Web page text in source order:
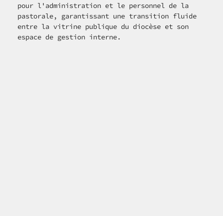
pour l'administration et le personnel de la
pastorale, garantissant une transition fluide
entre la vitrine publique du diocèse et son
espace de gestion interne.